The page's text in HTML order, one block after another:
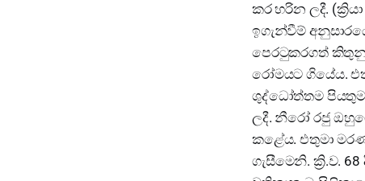
කර හරින ලදී.
ඉගැන්වීම්
පෙරටුකරගත් කිතුනු
රෝමයට ගියේය.
ශුද්ධෝත්තම
ලදී. නීරෝ රජු
කළේය. එතුමා
ගැසීමෙනි. ක්‍රි.ව.